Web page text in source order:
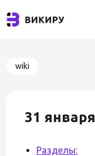
wiki
31 января
Разделы: